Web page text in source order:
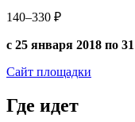
140–330 ₽
с 25 января 2018 по
Сайт площадки
Где идет